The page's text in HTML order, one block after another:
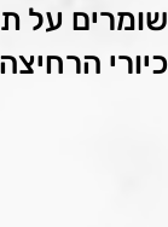
שומרים על
כיורי